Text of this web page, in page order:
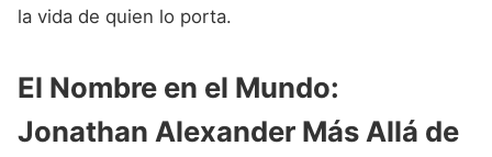
la vida de quien lo porta.
El Nombre en el Mundo:
Jonathan Alexander Más Allá de